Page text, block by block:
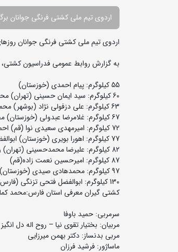
اردوی تیم ملی کشتی فرنگی جوانان
اردوی تیم ملی کشتی فرنگی جوانان روزهای 27 اردیبهشت ماه لغایت 5 خردادماه شهر شیراز برگزار
به گزارش روابط عمومی فدراسیون
55 کیلوگرم: پیام احمدی (خوزستان)
60 کیلوگرم: سید ایمان حسینی (تهران) محمد امین عبدولی(خوزستان)
63 کیلوگرم: علی دزفولی نژاد (بوشهر) محمدجواد ابوطالبی (قم)
67 کیلوگرم: غلامرضا عبدولی (خوزستان) محمدرضا غلامی (فارس) امین شرعی(تهران)
72 کیلوگرم: امیرمهدی سعیدی نوا (قم) احمدرضا محمدیان(خوزستان)
77 کیلوگرم: اهورا بویری (خوزستان) ابوالفضل عسگری(گلستان)
82 کیلوگرم: علیرضا محمدحسینی (تهران) رضا آذرشب(تهران)
87 کیلوگرم: امیرحسین نعمت زاده(قم)
97 کیلوگرم: محمدهادی صیدی (خوزستان) توحید محبی(تهران)
130 کیلوگرم: ابوالفضل فتحی تزنگی (فارس) ایوب حسیوند(خوزستان)
کشتی گیران معرفی استان فارس:محمد
سرمربی: حمید باوفا
مربیان: بختیار تقوی نیا – روح اله دل
مربی بدنساز: دکتر بهمن میرزایی
ماساژور: فرشید فرزان